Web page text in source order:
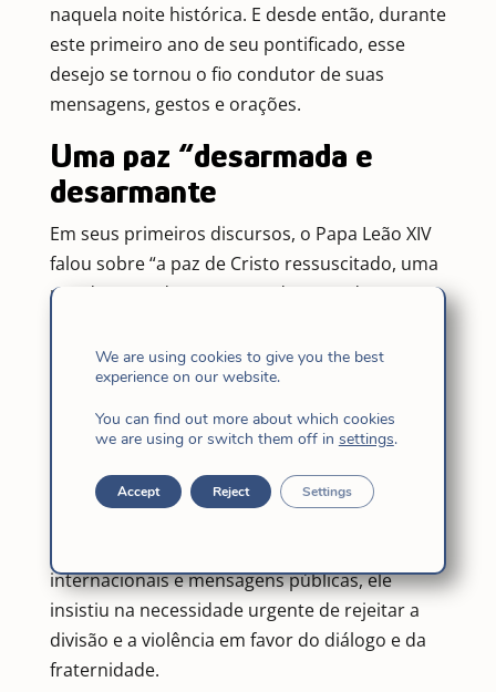
naquela noite histórica. E desde então, durante
este primeiro ano de seu pontificado, esse
desejo se tornou o fio condutor de suas
mensagens, gestos e orações.
Uma paz “desarmada e
desarmante
Em seus primeiros discursos, o Papa Leão XIV
falou sobre “a paz de Cristo ressuscitado, uma
paz desarmada e uma paz desarmada,
marcou profundamente a Igreja e o mundo,
lembrando-nos de que a paz não nasce da
imposição ou do medo, mas do encontro, da
reconciliação e do amor que se aproxima de
internacionais e mensagens públicas, ele
insistiu na necessidade urgente de rejeitar a
divisão e a violência em favor do diálogo e da
fraternidade.
We are using cookies to give you the best
experience on our website.
You can find out more about which cookies
we are using or switch them off in settings.
Accept Reject Settings